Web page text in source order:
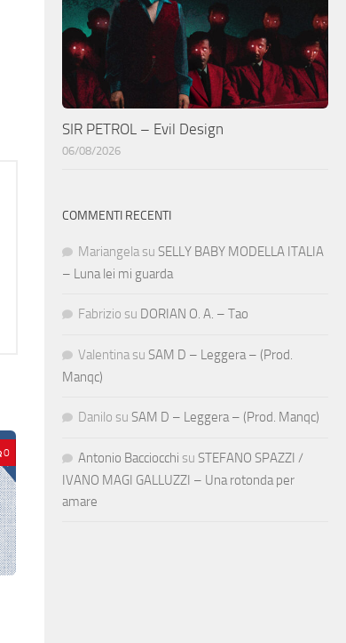
0
SIR PETROL – Evil Design
06/08/2026
COMMENTI RECENTI
Mariangela su SELLY BABY MODELLA ITALIA
– Luna lei mi guarda
Fabrizio su DORIAN O. A. – Tao
Valentina su SAM D – Leggera – (Prod.
Manqc)
Danilo su SAM D – Leggera – (Prod. Manqc)
Antonio Bacciocchi su STEFANO SPAZZI /
IVANO MAGI GALLUZZI – Una rotonda per
amare